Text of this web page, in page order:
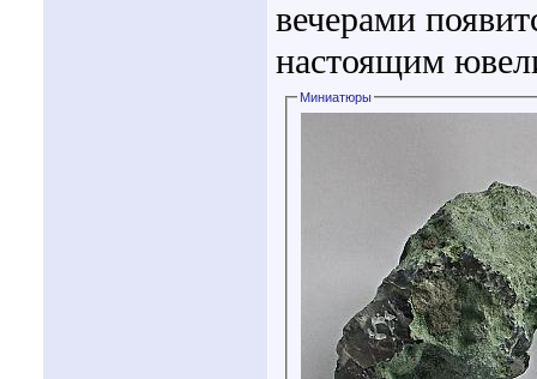
вечерами
настоящим
Миниатюры